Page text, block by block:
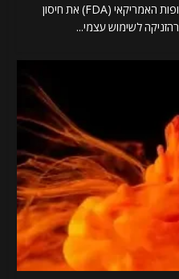
לאחרונה אישר מינהל המזון והתרופות האמריקאי (FDA) את חיסון